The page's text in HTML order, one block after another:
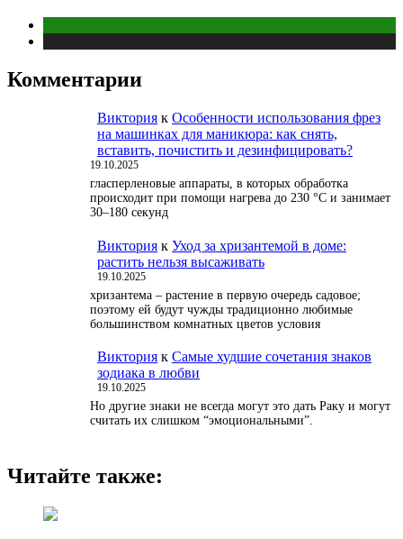
Комментарии
Виктория к Особенности использования фрез
на машинках для маникюра: как снять,
вставить, почистить и дезинфицировать?
19.10.2025
гласперленовые аппараты, в которых обработка
происходит при помощи нагрева до 230 °С и занимает
30–180 секунд
Виктория к Уход за хризантемой в доме:
растить нельзя высаживать
19.10.2025
хризантема – растение в первую очередь садовое;
поэтому ей будут чужды традиционно любимые
большинством комнатных цветов условия
Виктория к Самые худшие сочетания знаков
зодиака в любви
19.10.2025
Но другие знаки не всегда могут это дать Раку и могут
считать их слишком “эмоциональными”.
Читайте также: